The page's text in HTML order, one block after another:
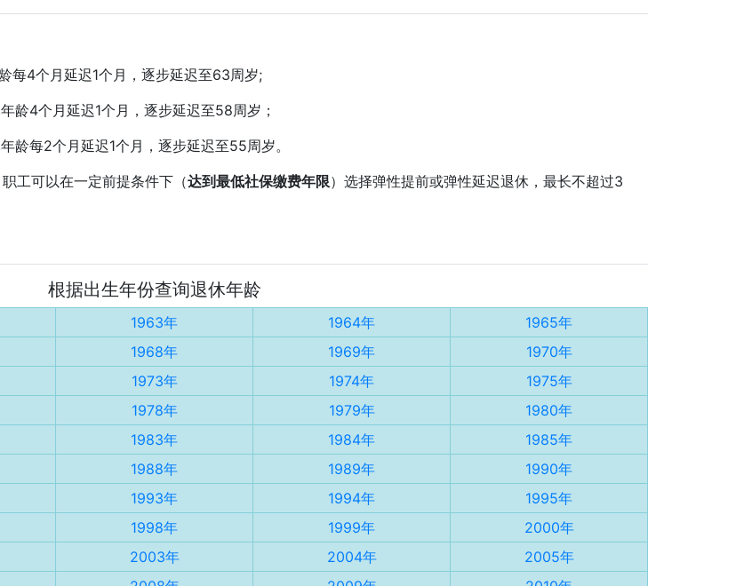
每4个月延迟1个月，逐步延迟至63周岁;
龄4个月延迟1个月，逐步延迟至58周岁；
龄每2个月延迟1个月，逐步延迟至55周岁。
工可以在一定前提条件下（达到最低社保缴费年限）选择弹性提前或弹性延迟退休，最长不超过3
根据出生年份查询退休年龄
1963年 1964年
1965年
1968年 1969年
1970年
1973年 1974年
1975年
1978年 1979年
1980年
1983年 1984年
1985年
1988年 1989年
1990年
1993年 1994年
1995年
1998年 1999年
2000年
2003年 2004年
2005年